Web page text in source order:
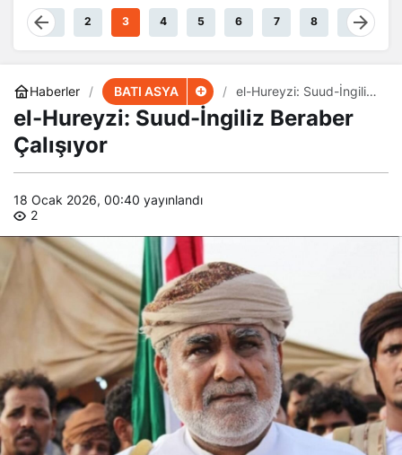
Akıyor
1 2 3 4 5 6 7 8 9
Haberler BATI ASYA
el-Hureyzi: Suud-İngiliz
Beraber Çalışıyor
el-Hureyzi: Suud-İngiliz Beraber
Çalışıyor
18 Ocak 2026, 00:40 yayınlandı
2